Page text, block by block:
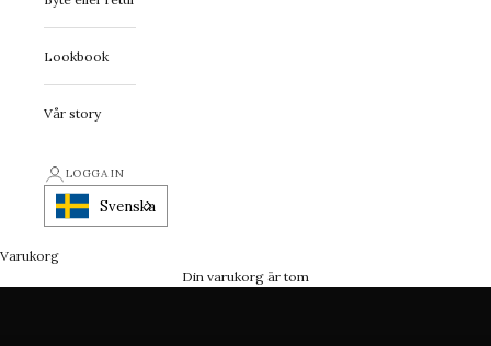
Lookbook
Vår story
LOGGA IN
Svenska
Varukorg
Din varukorg är tom
Ett smycke med attityd